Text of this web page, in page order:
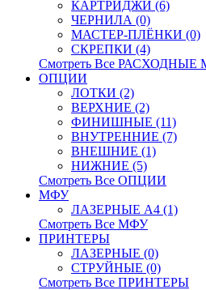
КАРТРИДЖИ (6)
ЧЕРНИЛА (0)
МАСТЕР-ПЛЁНКИ (0)
СКРЕПКИ (4)
Смотреть Все
ОПЦИИ
ЛОТКИ (2)
ВЕРХНИЕ (2)
ФИНИШНЫЕ (11)
ВНУТРЕННИЕ (7)
ВНЕШНИЕ (1)
НИЖНИЕ (5)
Смотреть Все ОПЦИИ
МФУ
ЛАЗЕРНЫЕ A4 (1)
Смотреть Все МФУ
ПРИНТЕРЫ
ЛАЗЕРНЫЕ (0)
СТРУЙНЫЕ (0)
Смотреть Все ПРИНТЕРЫ